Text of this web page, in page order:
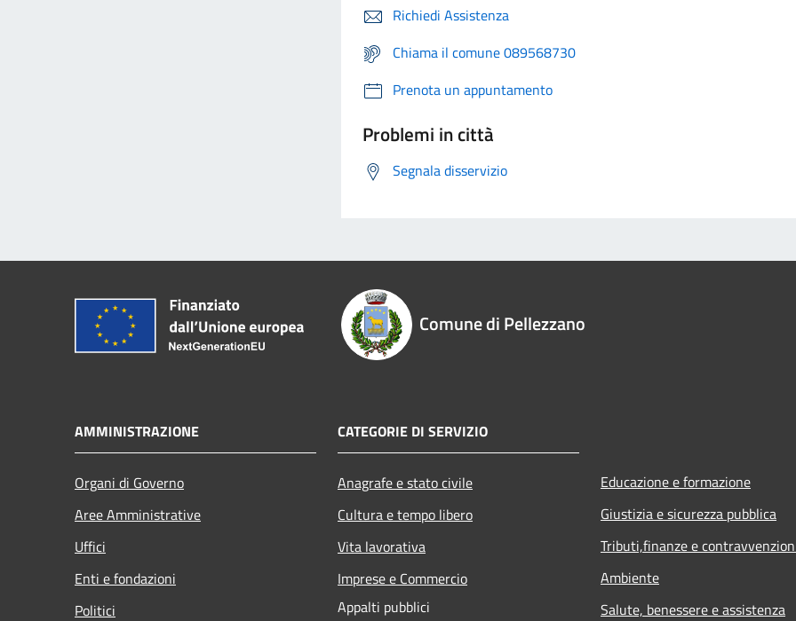
Richiedi Assistenza
Chiama il comune 089568730
Prenota un appuntamento
Problemi in città
Segnala disservizio
Comune di Pellezzano
AMMINISTRAZIONE
Organi di Governo
Aree Amministrative
Uffici
Enti e fondazioni
Politici
CATEGORIE DI SERVIZIO
Anagrafe e stato civile
Cultura e tempo libero
Vita lavorativa
Imprese e Commercio
Appalti pubblici
Educazione e formazione
Giustizia e sicurezza pubblica
Tributi,finanze e
Ambiente
Salute, benessere e assistenza